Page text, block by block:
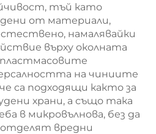
тъй като
от материали,
намалявайки
върху околната
пластмасовите
на чиниите
са подходящи както за
храни, а също така
в микровълнова, без да
вредни